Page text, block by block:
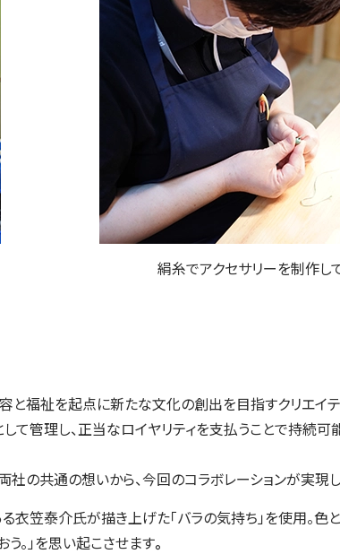
絹糸でアクセサリーを制作し
と福祉を起点に新たな文化の創出を目指すクリエイテ
て管理し、正当なロイヤリティを支払うことで持続
の共通の想いから、今回のコラボレーションが実現し
笠泰介氏が描き上げた「バラの気持ち」を使用。色
。」を思い起こさせます。